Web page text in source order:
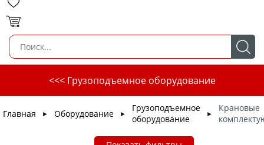
<<< Грузоподъемное оборудование
Главная ► Оборудование ►
Грузоподъемное
оборудование
►
Крановые